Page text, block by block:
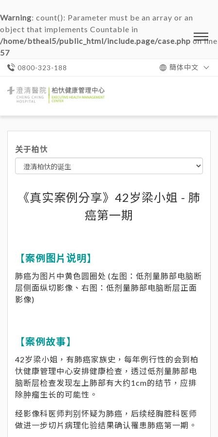
Warning: count(): Parameter must be an array or an
object that implements Countable in
/home/btheal5/public_html/include.page/case.php on line
57
0800-323-188 簡体中文
清
院
关于柏忕
《真实案例分享》42岁梁小姐 - 肺
癌第一期
【案例图片说明】
肺癌为图片中黄色圆圈处 (左图：低剂量肺部电脑断
层侧面纵切影像、右图：低剂量肺部电脑断层正面
影像)
【案例故事】
42岁梁小姐，有肺癌家族史，每年例行性的会到柏
忕健康管理中心安排健康检查，透过低剂量肺部电
脑断层检查发现左上肺部有大约1cm的结节，应排
除肿瘤生长的可能性。
经影像科医师判别怀疑为肺癌，后续经胸腔科医师
做进一步切片病理化验结果确认罹患肺癌第一期。